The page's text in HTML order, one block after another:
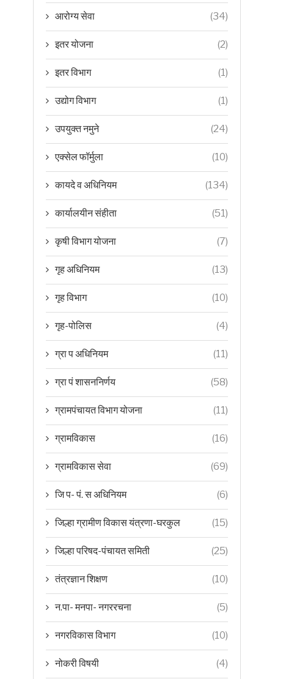
आरोग्य सेवा (34)
इतर योजना (2)
इतर विभाग (1)
उद्योग विभाग (1)
उपयुक्त नमुने (24)
एक्सेल फॉर्मुला (10)
कायदे व अधिनियम (134)
कार्यालयीन संहीता (51)
कृषी विभाग योजना (7)
गृह अधिनियम (13)
गृह विभाग (10)
गृह-पोलिस (4)
ग्रा प अधिनियम (11)
ग्रा पं शासननिर्णय (58)
ग्रामपंचायत विभाग योजना (11)
ग्रामविकास (16)
ग्रामविकास सेवा (69)
जि प- पं. स अधिनियम (6)
जिल्हा ग्रामीण विकास यंत्रणा-घरकुल (15)
जिल्हा परिषद-पंचायत समिती (25)
तंत्रज्ञान शिक्षण (10)
न.पा- मनपा- नगररचना (5)
नगरविकास विभाग (10)
नोकरी विषयी (4)